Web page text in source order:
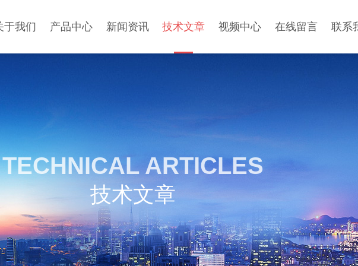
于我们 产品中心 新闻资讯 技术文章 视频中心 在线留言 联系
TECHNICAL ARTICLES
技术文章